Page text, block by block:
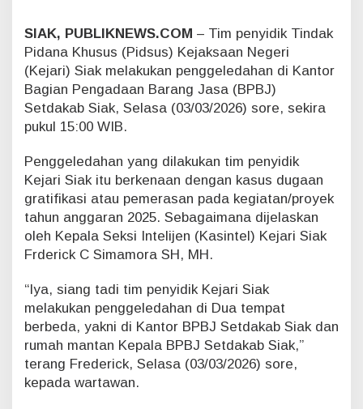
r
o
y
k
,
K
j
a
r
i
S
a
e
l
e
d
K
SIAK, PUBLIKNEWS.COM – Tim penyidik Tindak
Pidana Khusus (Pidsus) Kejaksaan Negeri
(Kejari) Siak melakukan penggeledahan di Kantor
Bagian Pengadaan Barang Jasa (BPBJ)
Setdakab Siak, Selasa (03/03/2026) sore, sekira
pukul 15:00 WIB.
Penggeledahan yang dilakukan tim penyidik
Kejari Siak itu berkenaan dengan kasus dugaan
gratifikasi atau pemerasan pada kegiatan/proyek
tahun anggaran 2025. Sebagaimana dijelaskan
oleh Kepala Seksi Intelijen (Kasintel) Kejari Siak
Frderick C Simamora SH, MH.
“Iya, siang tadi tim penyidik Kejari Siak
melakukan penggeledahan di Dua tempat
berbeda, yakni di Kantor BPBJ Setdakab Siak dan
rumah mantan Kepala BPBJ Setdakab Siak,”
terang Frederick, Selasa (03/03/2026) sore,
kepada wartawan.